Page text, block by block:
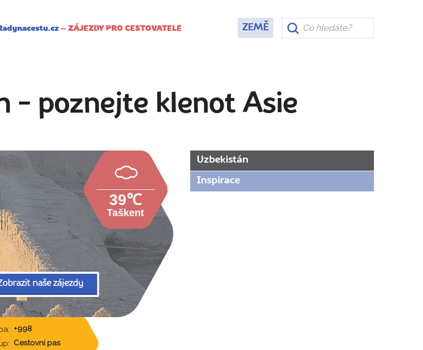
– ZÁJEZDY PRO CESTOVATELE ZEMĚ
- poznejte klenot Asie
39℃
Taškent
naše zájezdy
+998
Cestovní pas
Uzbekistán
Inspirace